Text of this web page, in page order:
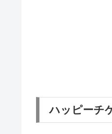
ハッピーチ